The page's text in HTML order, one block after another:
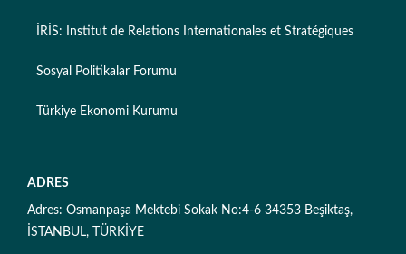
İRİS: Institut de Relations Internationales et Stratégiques
Sosyal Politikalar Forumu
Türkiye Ekonomi Kurumu
ADRES
Adres: Osmanpaşa Mektebi Sokak No:4-6 34353 Beşiktaş,
İSTANBUL, TÜRKİYE